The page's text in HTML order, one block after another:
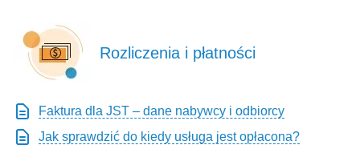
Rozliczenia i płatności
Faktura dla JST – dane nabywcy i odbiorcy
Jak sprawdzić do kiedy usługa jest opłacona?